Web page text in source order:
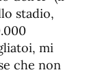
stadio,
mi
che non